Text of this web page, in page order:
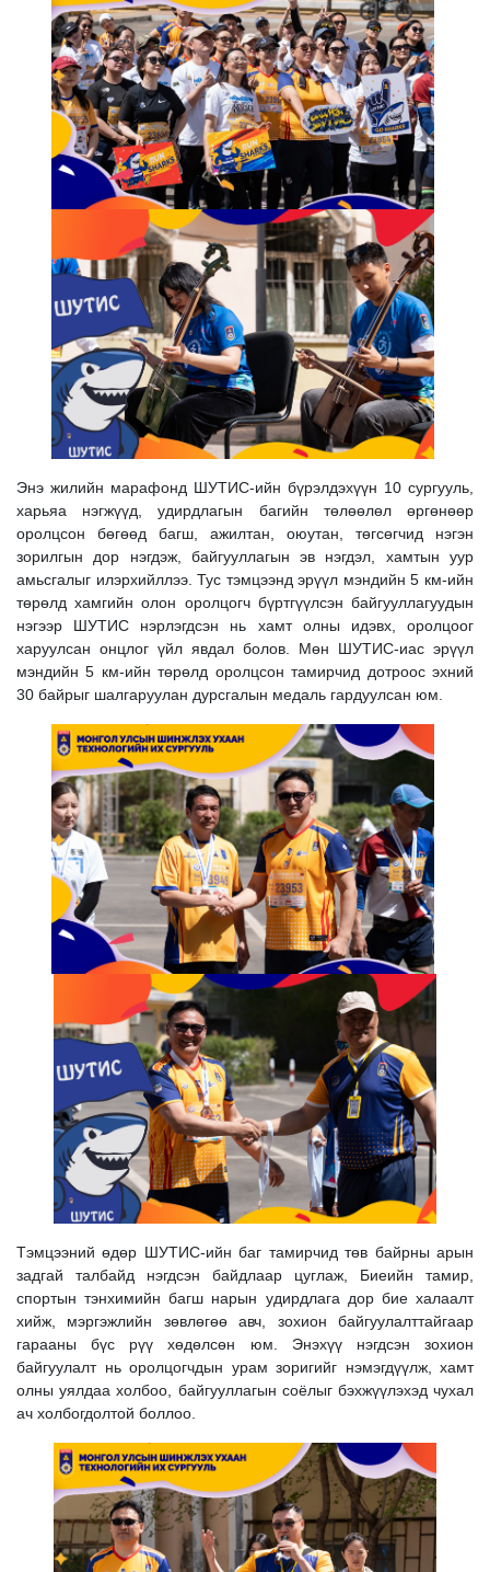
Энэ жилийн марафонд ШУТИС-ийн бүрэлдэхүүн 10 сургууль,
харьяа нэгжүүд, удирдлагын багийн төлөөлөл өргөнөөр
оролцсон бөгөөд багш, ажилтан, оюутан, төгсөгчид нэгэн
зорилгын дор нэгдэж, байгууллагын эв нэгдэл, хамтын уур
амьсгалыг илэрхийллээ. Тус тэмцээнд эрүүл мэндийн 5 км-ийн
төрөлд хамгийн олон оролцогч бүртгүүлсэн байгууллагуудын
нэгээр ШУТИС нэрлэгдсэн нь хамт олны идэвх, оролцоог
харуулсан онцлог үйл явдал болов. Мөн ШУТИС-иас эрүүл
мэндийн 5 км-ийн төрөлд оролцсон тамирчид дотроос эхний
30 байрыг шалгаруулан дурсгалын медаль гардуулсан юм.
Тэмцээний өдөр ШУТИС-ийн баг тамирчид төв байрны арын
задгай талбайд нэгдсэн байдлаар цуглаж, Биеийн тамир,
спортын тэнхимийн багш нарын удирдлага дор бие халаалт
хийж, мэргэжлийн зөвлөгөө авч, зохион байгуулалттайгаар
гарааны бүс рүү хөдөлсөн юм. Энэхүү нэгдсэн зохион
байгуулалт нь оролцогчдын урам зоригийг нэмэгдүүлж, хамт
олны уялдаа холбоо, байгууллагын соёлыг бэхжүүлэхэд чухал
ач холбогдолтой боллоо.